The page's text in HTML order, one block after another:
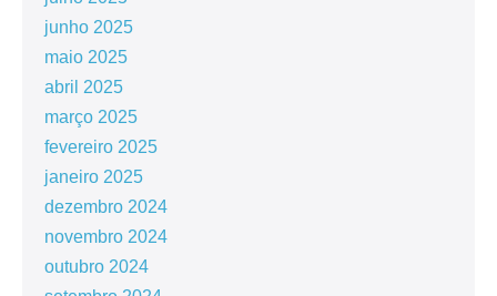
junho 2025
maio 2025
abril 2025
março 2025
fevereiro 2025
janeiro 2025
dezembro 2024
novembro 2024
outubro 2024